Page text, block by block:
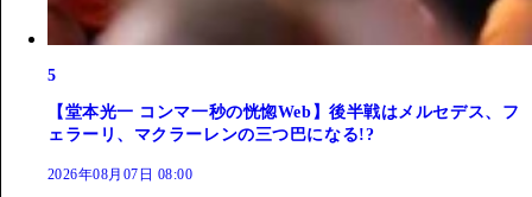
5
【堂本光一 コンマ一秒の恍惚Web】後半戦はメルセデス、フ
ェラーリ、マクラーレンの三つ巴になる!?
2026年08月07日 08:00